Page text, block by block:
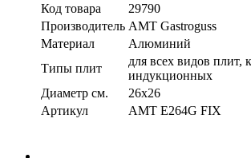
Код товара
29790
Производитель AMT Gastroguss
Материал
Алюминий
Типы плит
для всех видов плит,
индукционных
Диаметр см.
26x26
Артикул
AMT E264G FIX